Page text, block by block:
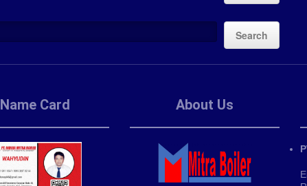
Search
Name Card About Us